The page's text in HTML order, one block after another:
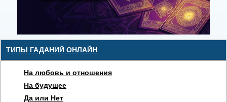
ТИПЫ ГАДАНИЙ ОНЛАЙН
На любовь и отношения
На будущее
Да или Нет